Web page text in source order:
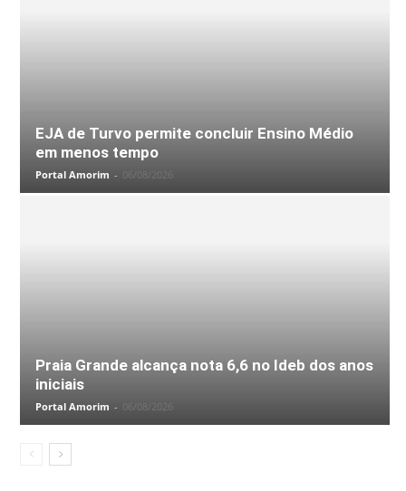
EJA de Turvo permite concluir Ensino Médio
em menos tempo
Portal Amorim - 06/08/2026
Praia Grande alcança nota 6,6 no Ideb dos anos
iniciais
Portal Amorim - 06/08/2026